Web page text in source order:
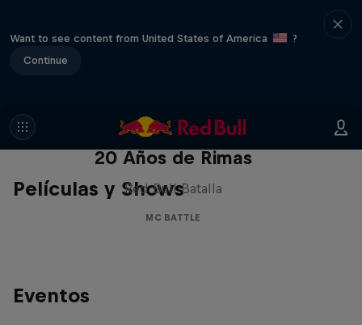
Want to see content from United States of America
?
Continue
Películas y Shows
Red Bull Batalla Nueva Historia:
20 Años de Rimas
Red Bull Batalla
MC BATTLE
Eventos